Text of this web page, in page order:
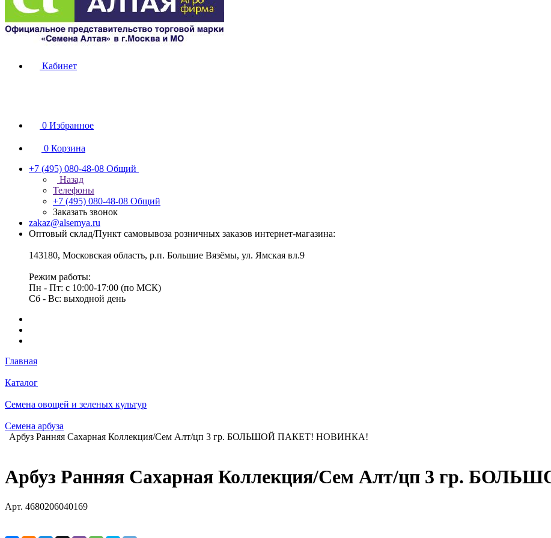
Кабинет
0 Избранное
0 Корзина
+7 (495) 080-48-08 Общий
Назад
Телефоны
+7 (495) 080-48-08 Общий
Заказать звонок
zakaz@alsemya.ru
Оптовый склад/Пункт самовывоза розничных заказов интернет-магазина:
143180, Московская область, р.п. Большие Вязёмы, ул. Ямская вл.9
Режим работы:
Пн - Пт: с 10:00-17:00 (по МСК)
Сб - Вс: выходной день
Главная
Каталог
Семена овощей и зеленых культур
Семена арбуза
Арбуз Ранняя Сахарная Коллекция/Сем Алт/цп 3 гр. БОЛЬШОЙ ПАКЕТ! НОВИНКА!
Арбуз Ранняя Сахарная Коллекция/Сем Алт/цп 3 гр.
Арт. 4680206040169